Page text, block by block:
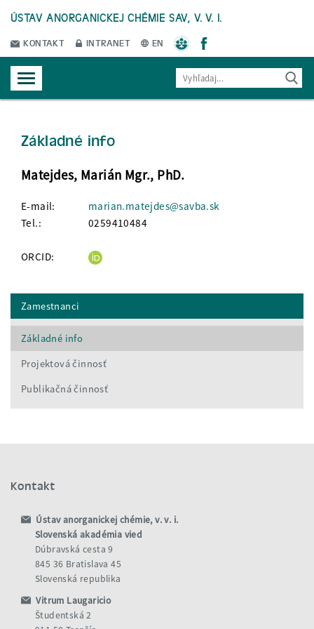
ÚSTAV ANORGANICKEJ CHÉMIE SAV, V. V. I.
KONTAKT INTRANET EN
Základné info
Matejdes, Marián Mgr., PhD.
E-mail:
marian.matejdes@savba.sk
Tel.:
0259410484
ORCID:
Zamestnanci
Základné info
Projektová činnosť
Publikačná činnosť
Kontakt
Ústav anorganickej chémie, v. v. i.
Slovenská akadémia vied
Dúbravská cesta 9
845 36 Bratislava 45
Slovenská republika
Vitrum Laugaricio
Študentská 2